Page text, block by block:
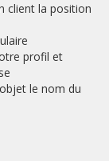
client la position
profil et
le nom du